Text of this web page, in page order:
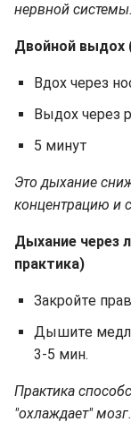
нервной системы.
Двойной выдох
Вдох через
Выдох через
5 минут
Это дыхание
концентрацию и
Дыхание через
практика)
Закройте
Дышите
3-5 мин.
Практика
"охлаждает" мозг.